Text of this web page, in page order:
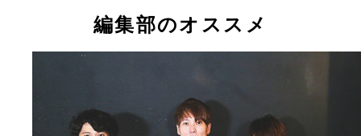
編集部のオススメ